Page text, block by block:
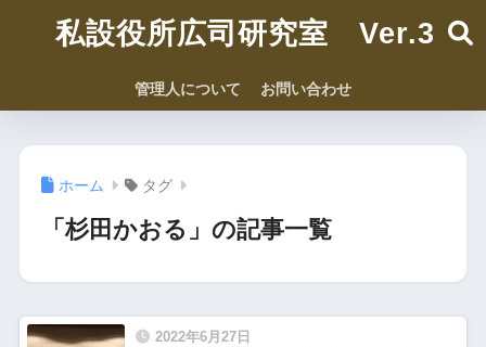
私設役所広司研究室 Ver.3
管理人について お問い合わせ
ホーム タグ
「杉田かおる」の記事一覧
2022年6月27日